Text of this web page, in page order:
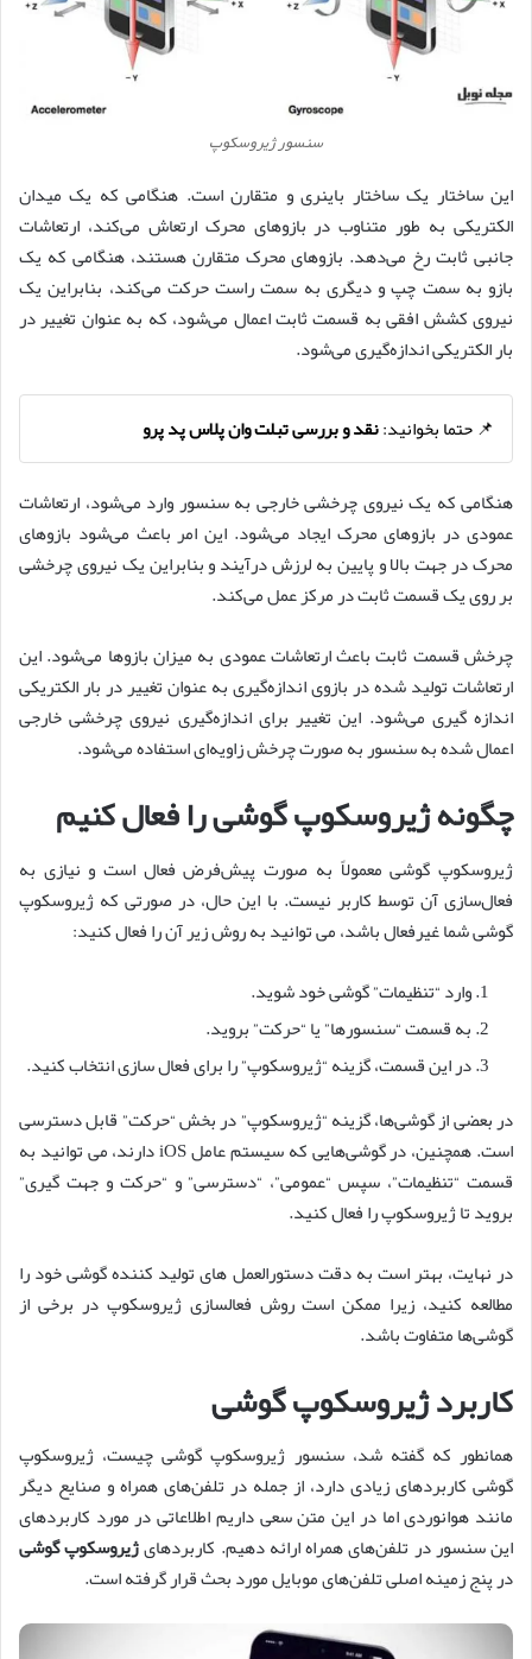
سنسور ژیروسکوپ
این ساختار یک ساختار باینری و متقارن است. هنگامی که یک میدان
الکتریکی به طور متناوب در بازوهای محرک ارتعاش می‌کند، ارتعاشات
جانبی ثابت رخ می‌دهد. بازوهای محرک متقارن هستند، هنگامی که یک
بازو به سمت چپ و دیگری به سمت راست حرکت می‌کند، بنابراین یک
نیروی کشش افقی به قسمت ثابت اعمال می‌شود، که به عنوان تغییر در
بار الکتریکی اندازه‌گیری می‌شود.
📌 حتما بخوانید:نقد و بررسی تبلت وان پلاس پد پرو
هنگامی که یک نیروی چرخشی خارجی به سنسور وارد می‌شود، ارتعاشات
عمودی در بازوهای محرک ایجاد می‌شود. این امر باعث می‌شود بازوهای
محرک در جهت بالا و پایین به لرزش درآیند و بنابراین یک نیروی چرخشی
بر روی یک قسمت ثابت در مرکز عمل می‌کند.
چرخش قسمت ثابت باعث ارتعاشات عمودی به میزان بازوها می‌شود. این
ارتعاشات تولید شده در بازوی اندازه‌گیری به عنوان تغییر در بار الکتریکی
اندازه گیری می‌شود. این تغییر برای اندازه‌گیری نیروی چرخشی خارجی
اعمال شده به سنسور به صورت چرخش زاویه‌ای استفاده می‌شود.
چگونه ژیروسکوپ گوشی را فعال کنیم
ژیروسکوپ گوشی معمولاً به صورت پیش‌فرض فعال است و نیازی به
فعال‌سازی آن توسط کاربر نیست. با این حال، در صورتی که ژیروسکوپ
گوشی شما غیرفعال باشد، می توانید به روش زیر آن را فعال کنید:
وارد “تنظیمات” گوشی خود شوید.
به قسمت “سنسورها” یا “حرکت” بروید.
در این قسمت، گزینه “ژیروسکوپ” را برای فعال سازی انتخاب کنید.
در بعضی از گوشی‌ها، گزینه “ژیروسکوپ” در بخش “حرکت” قابل دسترسی
است. همچنین، در گوشی‌هایی که سیستم عامل iOS دارند، می توانید به
قسمت “تنظیمات”، سپس “عمومی”، “دسترسی” و “حرکت و جهت گیری”
بروید تا ژیروسکوپ را فعال کنید.
در نهایت، بهتر است به دقت دستورالعمل های تولید کننده گوشی خود را
مطالعه کنید، زیرا ممکن است روش فعالسازی ژیروسکوپ در برخی از
گوشی‌ها متفاوت باشد.
کاربرد ژیروسکوپ گوشی
همانطور که گفته شد، سنسور ژیروسکوپ گوشی چیست، ژیروسکوپ
گوشی کاربردهای زیادی دارد، از جمله در تلفن‌های همراه و صنایع دیگر
مانند هوانوردی اما در این متن سعی داریم اطلاعاتی در مورد کاربردهای
این سنسور در تلفن‌های همراه ارائه دهیم. کاربردهایژیروسکوپ گوشی
در پنج زمینه اصلی تلفن‌های موبایل مورد بحث قرار گرفته است.